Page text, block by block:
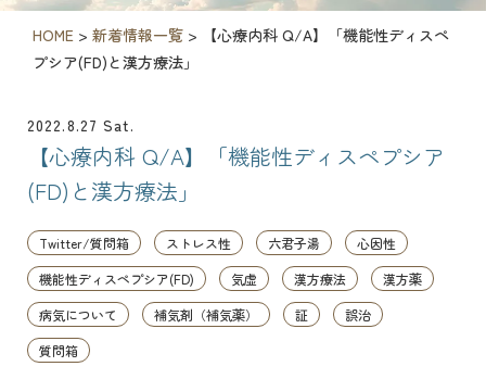
HOME > 新着情報一覧 >
【心療内科 Q/A】「機能性ディスペ
プシア(FD)と漢方療法」
2022.8.27 Sat.
【心療内科 Q/A】「機能性ディスペプシア
(FD)と漢方療法」
Twitter/質問箱 ストレス性 六君子湯
心因性
機能性ディスペプシア(FD)
気虚 漢方療法
漢方薬
病気について
補気剤（補気薬） 証
誤治
質問箱